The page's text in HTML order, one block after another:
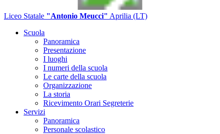
Liceo Statale "Antonio Meucci" Aprilia (LT)
Scuola
Panoramica
Presentazione
I luoghi
I numeri della scuola
Le carte della scuola
Organizzazione
La storia
Ricevimento Orari Segreterie
Servizi
Panoramica
Personale scolastico